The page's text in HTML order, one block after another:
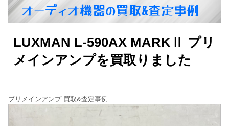
オーディオ機器の買取&査定事例
LUXMAN L-590AX MARKⅡ プリ
メインアンプを買取りました
プリメインアンプ 買取&査定事例